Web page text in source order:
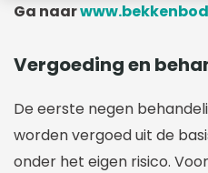
Ga naar
Vergoeding en
De eerste negen
worden vergoed uit de
onder het eigen risico.